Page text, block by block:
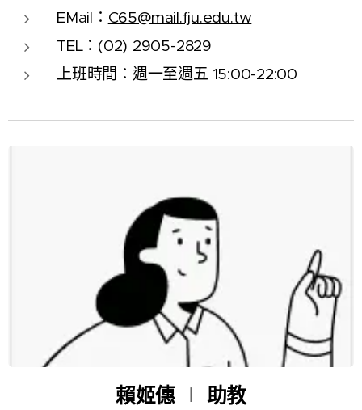
EMail： C65@mail.fju.edu.tw
TEL：(02) 2905-2829
上班時間：週一至週五 15:00-22:00
賴姬僡 ∣ 助教